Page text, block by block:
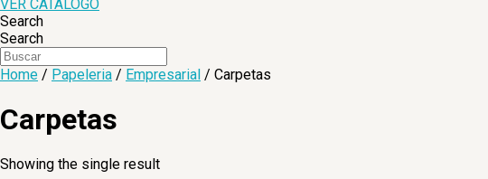
VER CATALOGO
Search
Search
Home / Papeleria / Empresarial / Carpetas
Carpetas
Showing the single result